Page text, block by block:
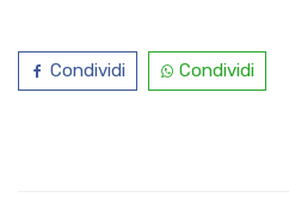
Condividi Condividi